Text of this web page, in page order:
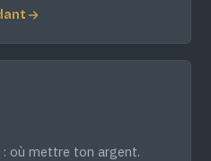
: où mettre ton argent.